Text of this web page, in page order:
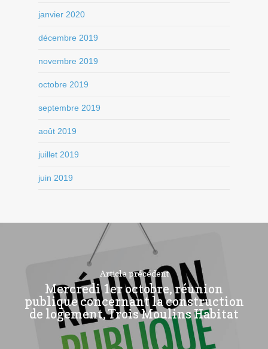
janvier 2020
décembre 2019
novembre 2019
octobre 2019
septembre 2019
août 2019
juillet 2019
juin 2019
Article précédent
Mercredi 1er octobre, réunion
publique concernant la construction
de logement, Trois Moulins Habitat